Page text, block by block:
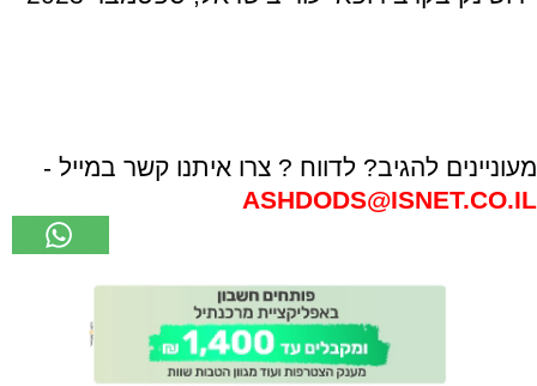
מעוניינים להגיב? לדווח ? צרו איתנו קשר במייל -
ASHDODS@ISNET.CO.IL